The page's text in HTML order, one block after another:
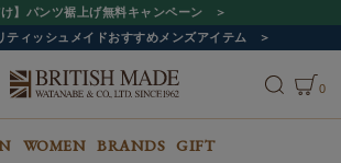
け】パンツ裾上げ無料キャンペーン
ティッシュメイドおすすめメンズアイテム
0
WOMEN BRANDS GIFT